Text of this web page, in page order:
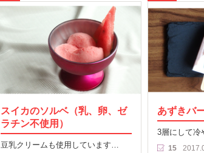
スイカのソルベ（乳、卵、ゼ
ラチン不使用）
豆乳クリームも使用しています…
あずきバ
3層にして
15